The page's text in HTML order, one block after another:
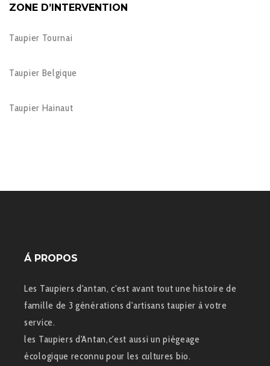
ZONE D’INTERVENTION
Taupier Tournai
Taupier Belgique
Taupier Hainaut
Á PROPOS
Les Taupiers d'antan, c'est avant tout une histoire de
famille de 3 générations d'artisans taupier à votre
service.
les Taupiers d'Antan,c'est aussi un piégeage
écologique reconnu pour les cultures bio.